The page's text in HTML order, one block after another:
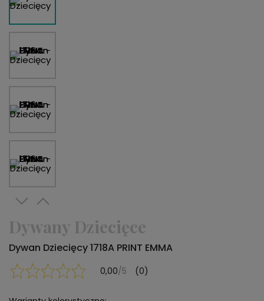
Dywany Dziecięce
Dywan Dziecięcy 1718A PRINT EMMA
0,00/5 (0)